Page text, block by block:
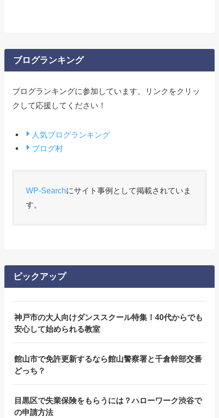
ブログランキング
ブログランキングに参加しています。リンクをクリッ
クして応援してください！
人気ブログランキング
ブログ村
WP-Searchにサイト事例として掲載されていま
す。
ピックアップ
神戸市の大人向けダンススクール特集！40代からでも
安心して始められる教室
館山市で免許更新するなら館山警察署と千倉幹部交番
どっち？
目黒区で失業保険をもらうには？ハローワーク渋谷で
の申請方法